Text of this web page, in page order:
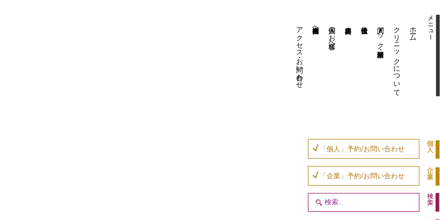
アクセス・お問い合わせ 企業内担当者様へ 個人のお客様へ 人間ドック・健康診断 クリニックについて ホーム
「個人」予約/お問い合わせ
「企業」予約/お問い合わせ